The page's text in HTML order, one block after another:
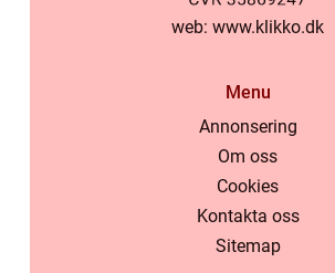
web: www.klikko.dk
Menu
Annonsering
Om oss
Cookies
Kontakta oss
Sitemap